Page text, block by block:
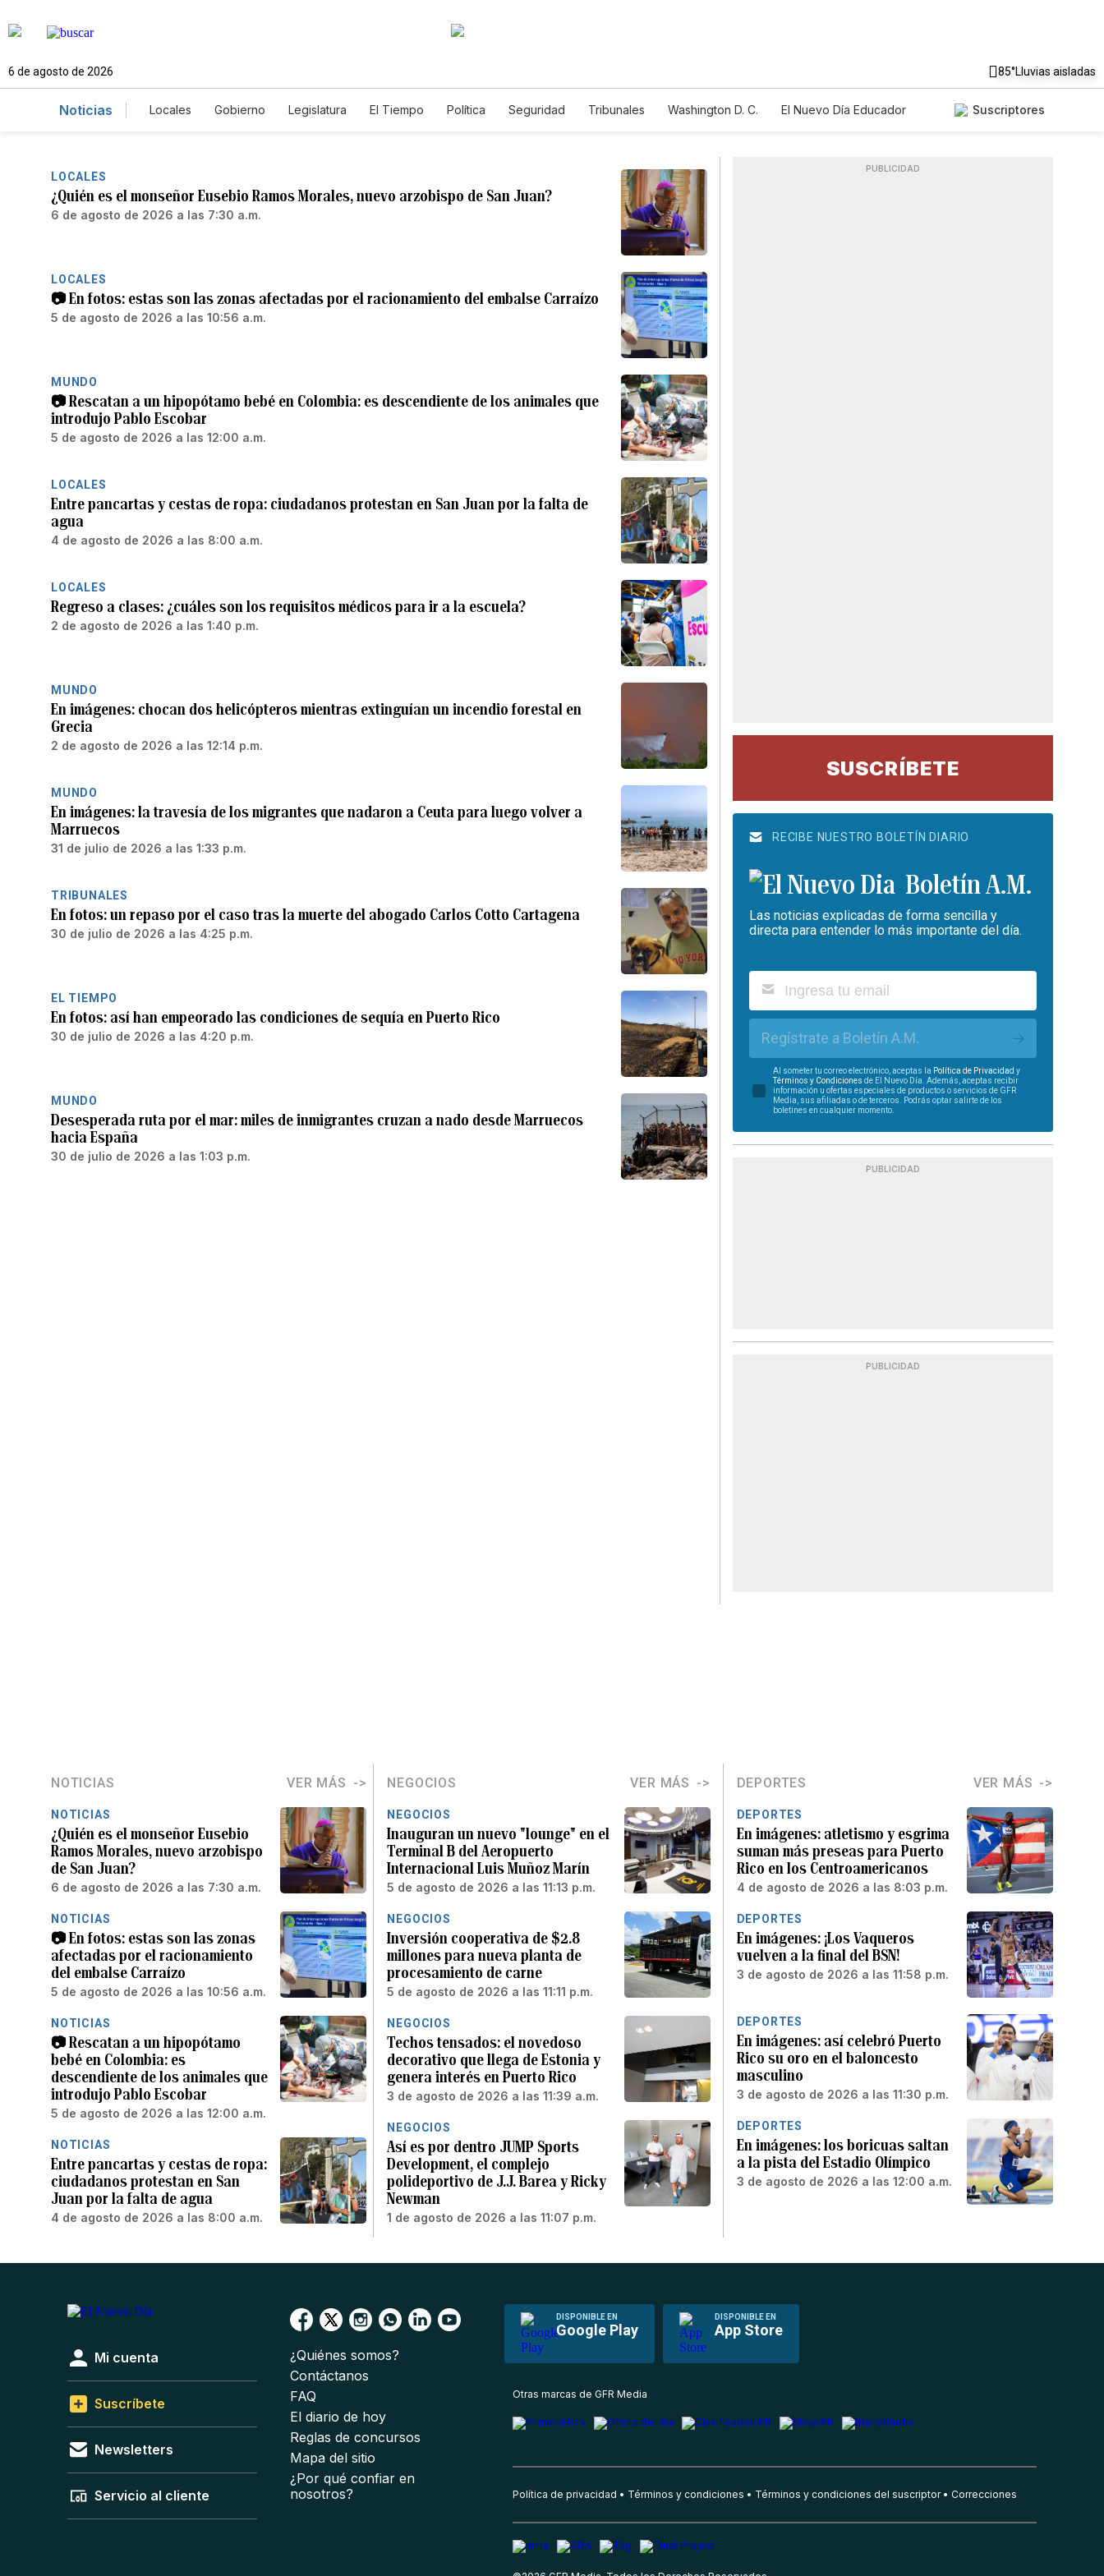
6 de agosto de 2026 85°Lluvias aisladas
Noticias Locales Gobierno Legislatura El Tiempo Política Seguridad Tribunales Washington D. C.
El Nuevo Día Educador
Suscriptores
LOCALES
¿Quién es el monseñor Eusebio Ramos Morales, nuevo arzobispo de San Juan?
6 de agosto de 2026 a las 7:30 a.m.
LOCALES
📷 En fotos: estas son las zonas afectadas por el racionamiento del embalse Carraízo
5 de agosto de 2026 a las 10:56 a.m.
MUNDO
📷 Rescatan a un hipopótamo bebé en Colombia: es descendiente de los animales que
introdujo Pablo Escobar
5 de agosto de 2026 a las 12:00 a.m.
LOCALES
Entre pancartas y cestas de ropa: ciudadanos protestan en San Juan por la falta de
agua
4 de agosto de 2026 a las 8:00 a.m.
LOCALES
Regreso a clases: ¿cuáles son los requisitos médicos para ir a la escuela?
2 de agosto de 2026 a las 1:40 p.m.
MUNDO
En imágenes: chocan dos helicópteros mientras extinguían un incendio forestal en
Grecia
2 de agosto de 2026 a las 12:14 p.m.
MUNDO
En imágenes: la travesía de los migrantes que nadaron a Ceuta para luego volver a
Marruecos
31 de julio de 2026 a las 1:33 p.m.
TRIBUNALES
En fotos: un repaso por el caso tras la muerte del abogado Carlos Cotto Cartagena
30 de julio de 2026 a las 4:25 p.m.
EL TIEMPO
En fotos: así han empeorado las condiciones de sequía en Puerto Rico
30 de julio de 2026 a las 4:20 p.m.
MUNDO
Desesperada ruta por el mar: miles de inmigrantes cruzan a nado desde Marruecos
hacia España
30 de julio de 2026 a las 1:03 p.m.
PUBLICIDAD
SUSCRÍBETE
RECIBE NUESTRO BOLETÍN DIARIO
Boletín A.M.
Las noticias explicadas de forma sencilla y
directa para entender lo más importante del día.
Regístrate a Boletín A.M.
Al someter tu correo electrónico, aceptas la Política de Privacidad y
Términos y Condiciones de El Nuevo Día. Además, aceptas recibir
información u ofertas especiales de productos o servicios de GFR
Media, sus afiliadas o de terceros. Podrás optar salirte de los
boletines en cualquier momento.
PUBLICIDAD
PUBLICIDAD
NOTICIAS VER MÁS
NOTICIAS
¿Quién es el monseñor Eusebio
Ramos Morales, nuevo arzobispo
de San Juan?
6 de agosto de 2026 a las 7:30 a.m.
NOTICIAS
📷 En fotos: estas son las zonas
afectadas por el racionamiento
del embalse Carraízo
5 de agosto de 2026 a las 10:56 a.m.
NOTICIAS
📷 Rescatan a un hipopótamo
bebé en Colombia: es
descendiente de los animales que
introdujo Pablo Escobar
5 de agosto de 2026 a las 12:00 a.m.
NOTICIAS
Entre pancartas y cestas de ropa:
ciudadanos protestan en San
Juan por la falta de agua
4 de agosto de 2026 a las 8:00 a.m.
NEGOCIOS VER MÁS
NEGOCIOS
Inauguran un nuevo "lounge" en el
Terminal B del Aeropuerto
Internacional Luis Muñoz Marín
5 de agosto de 2026 a las 11:13 p.m.
NEGOCIOS
Inversión cooperativa de $2.8
millones para nueva planta de
procesamiento de carne
5 de agosto de 2026 a las 11:11 p.m.
NEGOCIOS
Techos tensados: el novedoso
decorativo que llega de Estonia y
genera interés en Puerto Rico
3 de agosto de 2026 a las 11:39 a.m.
NEGOCIOS
Así es por dentro JUMP Sports
Development, el complejo
polideportivo de J.J. Barea y Ricky
Newman
1 de agosto de 2026 a las 11:07 p.m.
DEPORTES VER MÁS
DEPORTES
En imágenes: atletismo y esgrima
suman más preseas para Puerto
Rico en los Centroamericanos
4 de agosto de 2026 a las 8:03 p.m.
DEPORTES
En imágenes: ¡Los Vaqueros
vuelven a la final del BSN!
3 de agosto de 2026 a las 11:58 p.m.
DEPORTES
En imágenes: así celebró Puerto
Rico su oro en el baloncesto
masculino
3 de agosto de 2026 a las 11:30 p.m.
DEPORTES
En imágenes: los boricuas saltan
a la pista del Estadio Olímpico
3 de agosto de 2026 a las 12:00 a.m.
DISPONIBLE EN
Google Play
DISPONIBLE EN
App Store
Mi cuenta
Suscríbete
Newsletters
Servicio al cliente
¿Quiénes somos?
Contáctanos
FAQ
El diario de hoy
Reglas de concursos
Mapa del sitio
¿Por qué confiar en
nosotros?
Otras marcas de GFR Media
Política de privacidad Términos y condiciones Términos y condiciones del suscriptor Correcciones